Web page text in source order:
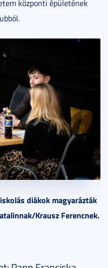
központi épületének
diákok magyarázták
Krausz Ferencnek.